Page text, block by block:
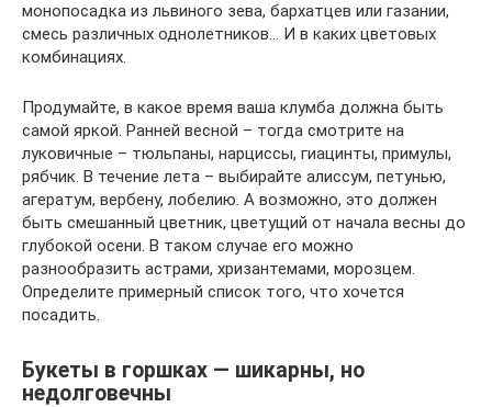
монопосадка из львиного зева, бархатцев или газании,
смесь различных однолетников… И в каких цветовых
комбинациях.
Продумайте, в какое время ваша клумба должна быть
самой яркой. Ранней весной – тогда смотрите на
луковичные – тюльпаны, нарциссы, гиацинты, примулы,
рябчик. В течение лета – выбирайте алиссум, петунью,
агератум, вербену, лобелию. А возможно, это должен
быть смешанный цветник, цветущий от начала весны до
глубокой осени. В таком случае его можно
разнообразить астрами, хризантемами, морозцем.
Определите примерный список того, что хочется
посадить.
Букеты в горшках — шикарны, но
недолговечны